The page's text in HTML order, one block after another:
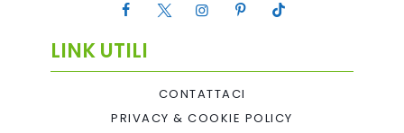
LINK UTILI
CONTATTACI
PRIVACY & COOKIE POLICY